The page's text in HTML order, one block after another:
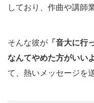
しており、作曲や講師
そんな彼が 「音大に行
なんてやめた方がいい
て、熱いメッセージを